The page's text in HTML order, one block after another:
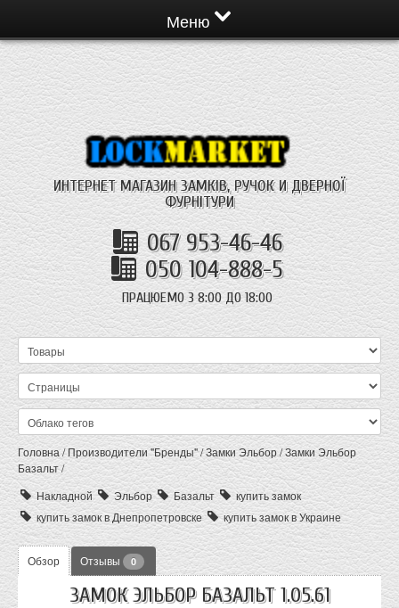
Меню
ИНТЕРНЕТ МАГАЗИН ЗАМКІВ, РУЧОК И ДВЕРНОЇ
ФУРНІТУРИ
067 953-46-46
050 104-888-5
ПРАЦЮЕМО З 8:00 ДО 18:00
Головна/Производители "Бренды"/Замки Эльбор/Замки Эльбор
Базальт/
Накладной
Эльбор Базальт
купить замок
купить замок в Днепропетровске
купить замок в Украине
Обзор Отзывы 0
ЗАМОК ЭЛЬБОР БАЗАЛЬТ 1.05.61